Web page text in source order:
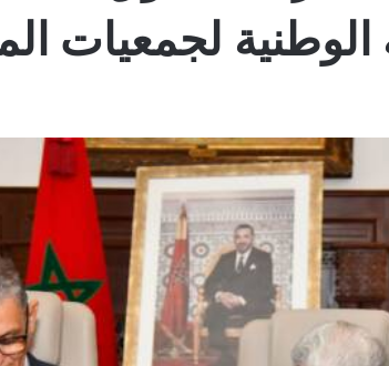
الوطنية لجمعيات